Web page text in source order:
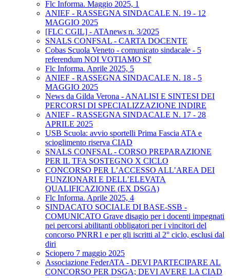
Flc Informa. Maggio 2025, 1
ANIEF - RASSEGNA SINDACALE N. 19 - 12
MAGGIO 2025
[FLC CGIL] - ATAnews n. 3/2025
SNALS CONFSAL - CARTA DOCENTE
Cobas Scuola Veneto - comunicato sindacale - 5
referendum NOI VOTIAMO SI'
Flc Informa. Aprile 2025, 5
ANIEF - RASSEGNA SINDACALE N. 18 - 5
MAGGIO 2025
News da Gilda Verona - ANALISI E SINTESI DEI
PERCORSI DI SPECIALIZZAZIONE INDIRE
ANIEF - RASSEGNA SINDACALE N. 17 - 28
APRILE 2025
USB Scuola: avvio sportelli Prima Fascia ATA e
scioglimento riserva CIAD
SNALS CONFSAL - CORSO PREPARAZIONE
PER IL TFA SOSTEGNO X CICLO
CONCORSO PER L’ACCESSO ALL’AREA DEI
FUNZIONARI E DELL’ELEVATA
QUALIFICAZIONE (EX DSGA)
Flc Informa. Aprile 2025, 4
SINDACATO SOCIALE DI BASE-SSB -
COMUNICATO Grave disagio per i docenti impegnati
nei percorsi abilitanti obbligatori per i vincitori del
concorso PNRR1 e per gli iscritti al 2° ciclo, esclusi dal
diri
Sciopero 7 maggio 2025
Associazione FederATA - DEVI PARTECIPARE AL
CONCORSO PER DSGA; DEVI AVERE LA CIAD